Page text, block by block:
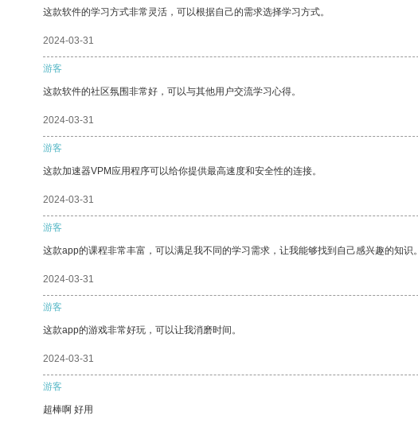
这款软件的学习方式非常灵活，可以根据自己的需求选择学习方式。
2024-03-31
游客
这款软件的社区氛围非常好，可以与其他用户交流学习心得。
2024-03-31
游客
这款加速器VPM应用程序可以给你提供最高速度和安全性的连接。
2024-03-31
游客
这款app的课程非常丰富，可以满足我不同的学习需求，让我能够找到自己感兴趣的知识。
2024-03-31
游客
这款app的游戏非常好玩，可以让我消磨时间。
2024-03-31
游客
超棒啊 好用